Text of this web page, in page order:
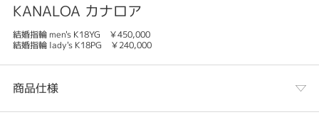
KANALOA カナロア
結婚指輪 men's K18YG ￥450,000
結婚指輪 lady's K18PG ￥240,000
商品仕様